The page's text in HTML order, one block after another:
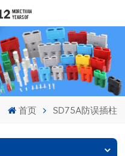
首页 SD75A防误插柱